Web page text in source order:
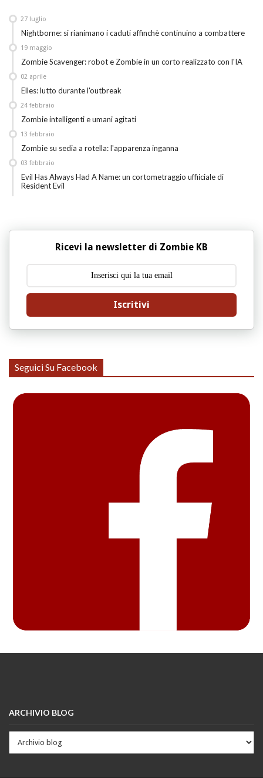
Nightborne: si rianimano i caduti affinchè continuino a combattere
27 luglio
Zombie Scavenger: robot e Zombie in un corto realizzato con l'IA
19 maggio
Elles: lutto durante l'outbreak
02 aprile
Zombie intelligenti e umani agitati
24 febbraio
Zombie su sedia a rotella: l'apparenza inganna
13 febbraio
Evil Has Always Had A Name: un cortometraggio uffiiciale di
Resident Evil
03 febbraio
Ricevi la newsletter di Zombie KB
Iscritivi
Seguici Su Facebook
ARCHIVIO BLOG